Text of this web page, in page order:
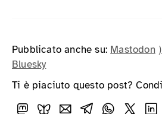
Pubblicato anche su: Mastodon
Bluesky
Ti è piaciuto questo post?